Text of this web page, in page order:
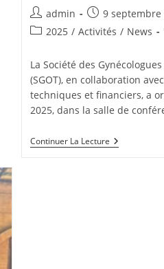
admin
9 septembre
2025 / Activités / News
La Société des
(SGOT), en collaboration
techniques et financiers, a
2025, dans la salle de
Continuer La Lecture